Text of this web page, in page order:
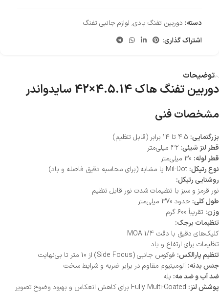
دسته: دوربین تفنگ بادی, لوازم جانبی تفنگ
اشتراک گذاری:
توضیحات
دوربین تفنگ هاک 4.5.14×42 سایدواندر
مشخصات فنی
بزرگنمایی:
قطر لنز شیئی:
قطر لوله:
نوع رتیکل:
روشنایی رتیکل:
نور قرمز و سبز با تنظیمات شدت نور قابل تنظیم
طول کلی: حدود 370 میلی‌متر
وزن: تقریباً 600 گرم
تنظیمات برجک:
کلیک‌های دقیق با دقت 1/4 MOA
تنظیمات برای ارتفاع و باد
تنظیم پارالکس: فوکوس جانبی (Side Focus) از 10 متر تا بی‌نهایت
جنس بدنه: آلومینیوم مقاوم در برابر ضربه و شرایط سخت
ضد آب و ضد مه: بله
پوشش لنز: